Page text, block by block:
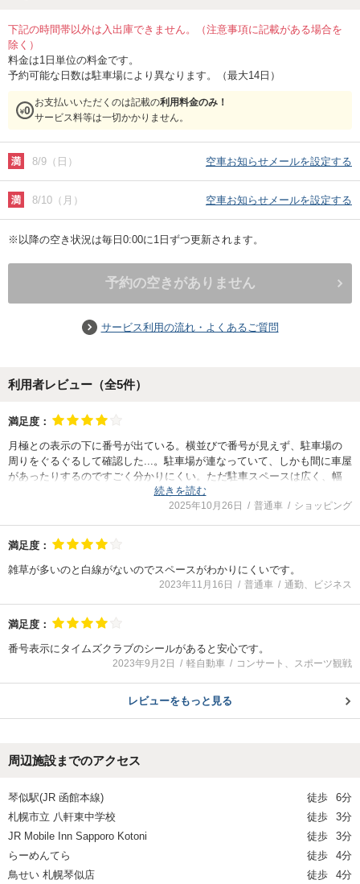
下記の時間帯以外は入出庫できません。（注意事項に記載がある場合を
除く）
料金は1日単位の料金です。
予約可能な日数は駐車場により異なります。（最大14日）
お支払いいただくのは記載の利用料金のみ！
サービス料等は一切かかりません。
8/9（日） 空車お知らせメールを設定する
8/10（月） 空車お知らせメールを設定する
※以降の空き状況は毎日0:00に1日ずつ更新されます。
予約の空きがありません
サービス利用の流れ・よくあるご質問
利用者レビュー（全5件）
満足度：
月極との表示の下に番号が出ている。横並びで番号が見えず、駐車場の
周りをぐるぐるして確認した...。駐車場が連なっていて、しかも間に車屋
があったりするのですごく分かりにくい。ただ駐車スペースは広く、幅
がでかい車でも安心。時間帯によるだろうが裏通なので車通りも激しく
続きを読む
2025年10月26日 普通車 ショッピング
満足度：
雑草が多いのと白線がないのでスペースがわかりにくいです。
2023年11月16日 普通車 通勤、ビジネス
満足度：
番号表示にタイムズクラブのシールがあると安心です。
2023年9月2日 軽自動車 コンサート、スポーツ観戦
レビューをもっと見る
周辺施設までのアクセス
琴似駅(JR 函館本線) 徒歩
6分
札幌市立 八軒東中学校
徒歩
3分
JR Mobile Inn Sapporo Kotoni
徒歩
3分
らーめんてら
徒歩
4分
鳥せい 札幌琴似店
徒歩
4分